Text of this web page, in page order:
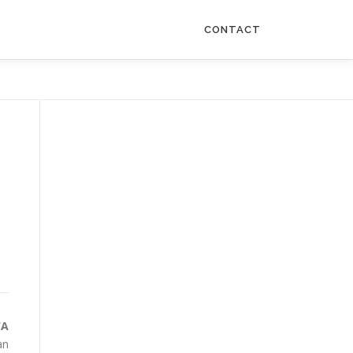
CONTACT